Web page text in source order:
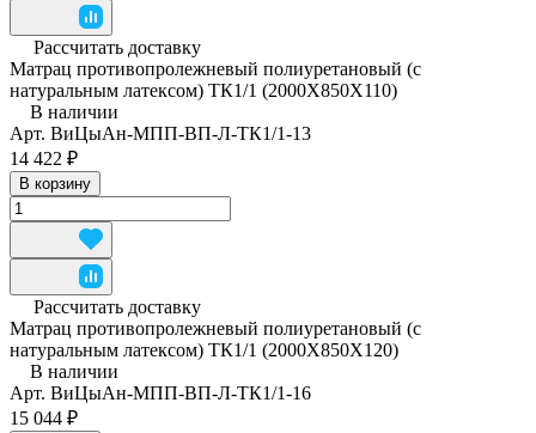
Рассчитать доставку
Матрац противопролежневый полиуретановый (с
натуральным латексом) ТК1/1 (2000Х850Х110)
В наличии
Арт. ВиЦыАн-МПП-ВП-Л-ТК1/1-13
14 422 ₽
В корзину
Рассчитать доставку
Матрац противопролежневый полиуретановый (с
натуральным латексом) ТК1/1 (2000Х850Х120)
В наличии
Арт. ВиЦыАн-МПП-ВП-Л-ТК1/1-16
15 044 ₽